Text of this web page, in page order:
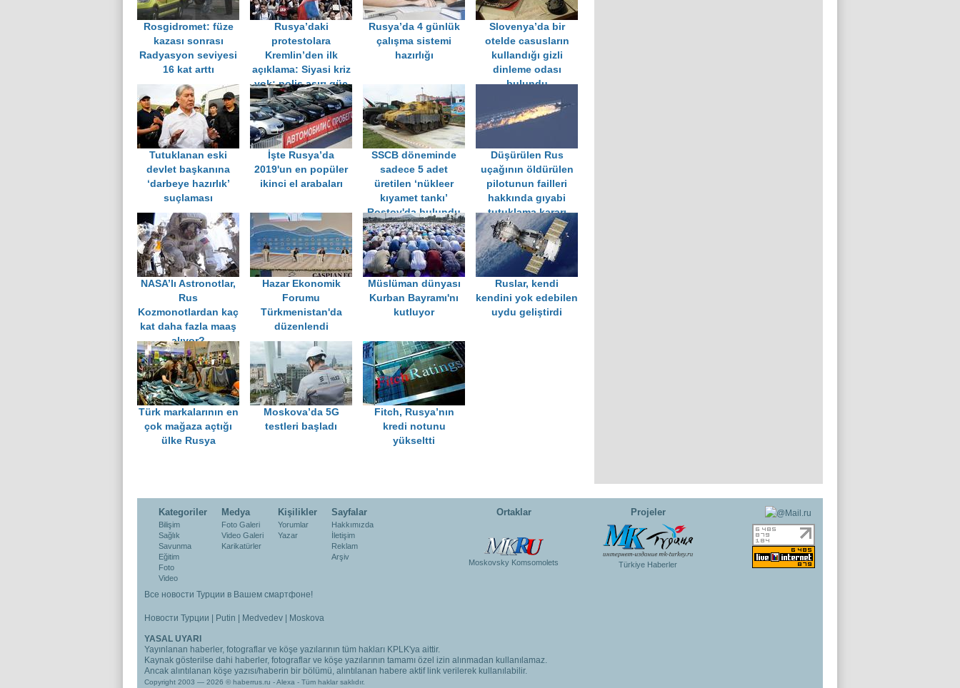
Rosgidromet: füze
kazası sonrası
Radyasyon seviyesi
16 kat arttı
Rusya’daki
protestolara
Kremlin’den ilk
açıklama: Siyasi kriz
yok; polis aşırı güç
kullanmıyor
Rusya’da 4 günlük
çalışma sistemi
hazırlığı
Slovenya’da bir
otelde casusların
kullandığı gizli
dinleme odası
bulundu
Tutuklanan eski
devlet başkanına
‘darbeye hazırlık’
suçlaması
İşte Rusya’da
2019'un en popüler
ikinci el arabaları
SSCB döneminde
sadece 5 adet
üretilen ‘nükleer
kıyamet tankı’
Rostov'da bulundu
Düşürülen Rus
uçağının öldürülen
pilotunun failleri
hakkında gıyabi
tutuklama kararı
NASA’lı Astronotlar,
Rus
Kozmonotlardan kaç
kat daha fazla maaş
alıyor?
Hazar Ekonomik
Forumu
Türkmenistan'da
düzenlendi
Müslüman dünyası
Kurban Bayramı'nı
kutluyor
Ruslar, kendi
kendini yok edebilen
uydu geliştirdi
Türk markalarının en
çok mağaza açtığı
ülke Rusya
Moskova’da 5G
testleri başladı
Fitch, Rusya’nın
kredi notunu
yükseltti
Kategoriler
Bilişim
Sağlık
Savunma
Eğitim
Foto
Video
Medya
Foto Galeri
Video Galeri
Karikatürler
Kişilikler
Yorumlar
Yazar
Sayfalar
Hakkımızda
İletişim
Reklam
Arşiv
Ortaklar
Moskovsky Komsomolets
Projeler
Türkiye Haberler
Все новости Турции в Вашем смартфоне!
Новости Турции | Putin | Medvedev | Moskova
YASAL UYARI
Yayınlanan haberler, fotograflar ve köşe yazılarının tüm hakları KPLK'ya aittir.
Kaynak gösterilse dahi haberler, fotograflar ve köşe yazılarının tamamı özel izin alınmadan kullanılamaz.
Ancak alıntılanan köşe yazısı/haberin bir bölümü, alıntılanan habere aktif link verilerek kullanılabilir.
Copyright 2003 — 2026 © haberrus.ru -Alexa - Tüm haklar saklıdır.